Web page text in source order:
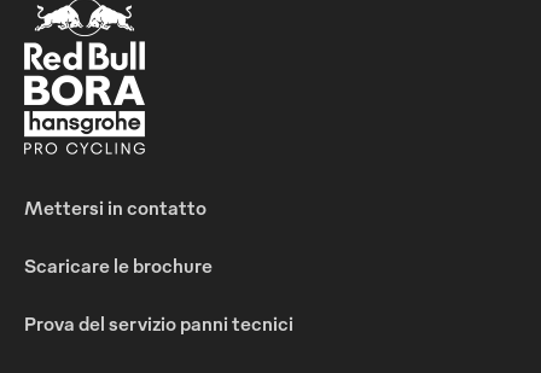
Mettersi in contatto
Scaricare le brochure
Prova del servizio panni tecnici